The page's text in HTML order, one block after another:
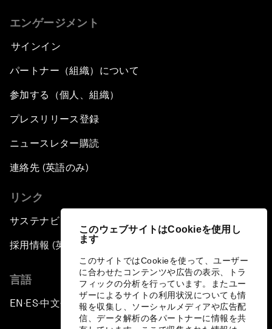
このウェブサイトはCookieを使用し
ます
このサイトではCookieを使って、ユーザー
に合わせたコンテンツや広告の表示、トラ
フィックの分析を行っています。またユー
ザーによるサイトの利用状況についても情
報を収集し、ソーシャルメディアや広告配
信、データ解析の各パートナーに情報を共
エンゲージメント
サインイン
パートナー（組織）について
参加する（個人、組織）
プレスリリース登録
ニュースレター購読
連絡先 (英語のみ)
リンク
サステナビリティへの取り組み
採用情報 (英語のみ)
言語
EN ▪ ES▪中文▪ 日本語